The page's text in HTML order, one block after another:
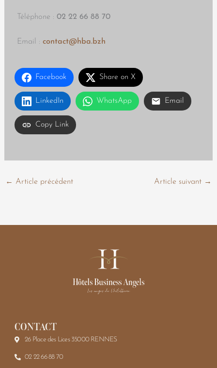
Téléphone :02 22 66 88 70
Email :contact@hba.bzh
Facebook Share on X
LinkedIn WhatsApp Email
Copy Link
← Article précédent Article suivant →
CONTACT
26 Place des Lices 35000 RENNES
02 22 66 88 70